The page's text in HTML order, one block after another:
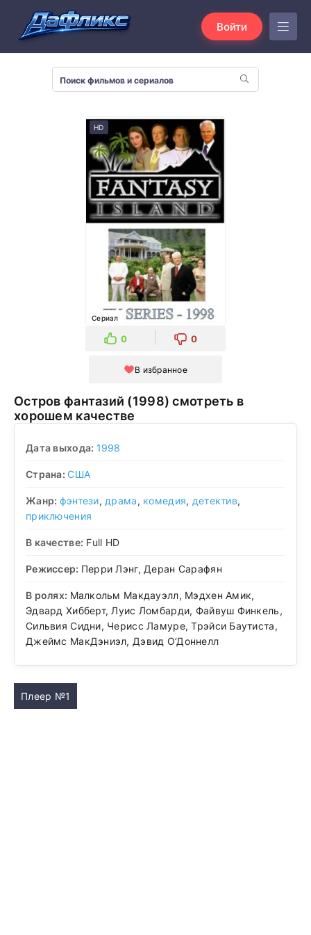
Войти
HD
Сериал
0 0
В избранное
Остров фантазий (1998) смотреть в
хорошем качестве
Дата выхода: 1998
Страна:США
Жанр: фэнтези, драма, комедия, детектив,
приключения
В качестве: Full HD
Режиссер: Перри Лэнг, Деран Сарафян
В ролях: Малкольм Макдауэлл, Мэдхен Амик,
Эдвард Хибберт, Луис Ломбарди, Файвуш Финкель,
Сильвия Сидни, Черисс Ламуре, Трэйси Баутиста,
Джеймс МакДэниэл, Дэвид О’Доннелл
Плеер №1